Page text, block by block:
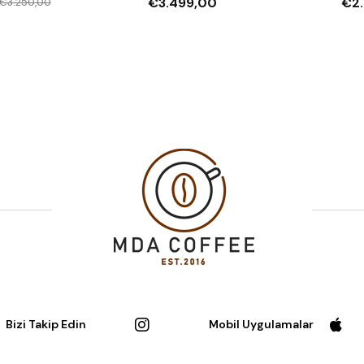
Gruplu Espresso
Bizi Takip Edin Mobil Uygulamalar